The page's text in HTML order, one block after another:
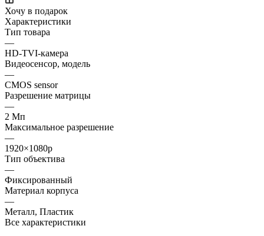
Хочу в подарок
Характеристики
Тип товара
—
HD-TVI-камера
Видеосенсор, модель
—
CMOS sensor
Разрешение матрицы
—
2 Мп
Максимальное разрешение
—
1920×1080p
Тип объектива
—
Фиксированный
Материал корпуса
—
Металл, Пластик
Все характеристики